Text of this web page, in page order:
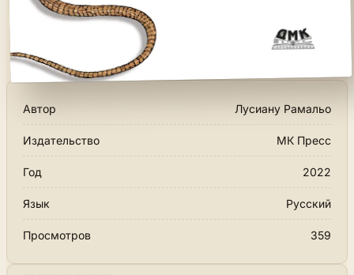
Автор Лусиану Рамальо
Издательство МК Пресс
Год 2022
Язык Русский
Просмотров 359